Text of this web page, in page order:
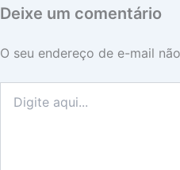
Deixe um comentário
O seu endereço de e-mail
aqui...